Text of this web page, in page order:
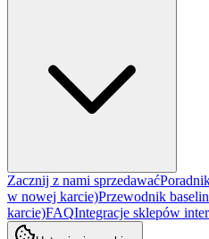
Zacznij z nami sprzedawać
w nowej karcie)Przewodnik
karcie)FAQIntegracje sklepów